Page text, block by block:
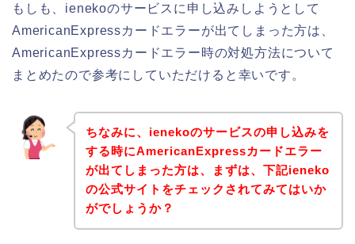
もしも、ienekoのサービスに申し込みしようとして
AmericanExpressカードエラーが出てしまった方は、
AmericanExpressカードエラー時の対処方法について
まとめたので参考にしていただけると幸いです。
ちなみに、ienekoのサービスの申し込みを
する時にAmericanExpressカードエラー
が出てしまった方は、まずは、下記ieneko
の公式サイトをチェックされてみてはいか
がでしょうか？